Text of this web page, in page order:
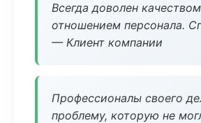
Всегда доволен
отношением персонала.
— Клиент компании
Профессионалы своего
проблему, которую не